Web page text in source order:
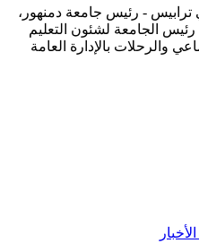
ترابيس - رئيس جامعة دمنهور،
رئيس الجامعة لشئون التعليم
والرحلات بالإدارة العامة